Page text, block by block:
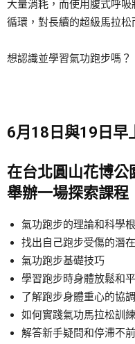
大量消耗，而使用腹式呼
循環，對長續的超級馬拉松
想認識並學習氣功跑步嗎？
6月18日與19日早
在台北圓山花博
舉辦一場探索課程
氣功跑步的理論和科學
找出自己跑步受傷的潛
氣功跑步基礎技巧
學習跑步時身體放鬆和
了解跑步身體重心的協
如何實踐氣功馬拉松訓練
解答新手疑問和停滯不